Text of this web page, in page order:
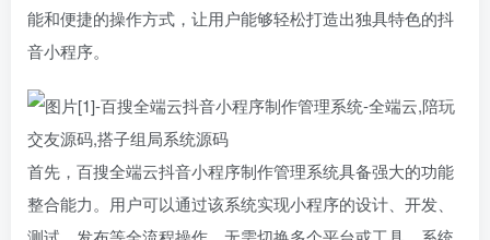
能和便捷的操作方式，让用户能够轻松打造出独具特色的抖
音小程序。
首先，百搜全端云抖音小程序制作管理系统具备强大的功能
整合能力。用户可以通过该系统实现小程序的设计、开发、